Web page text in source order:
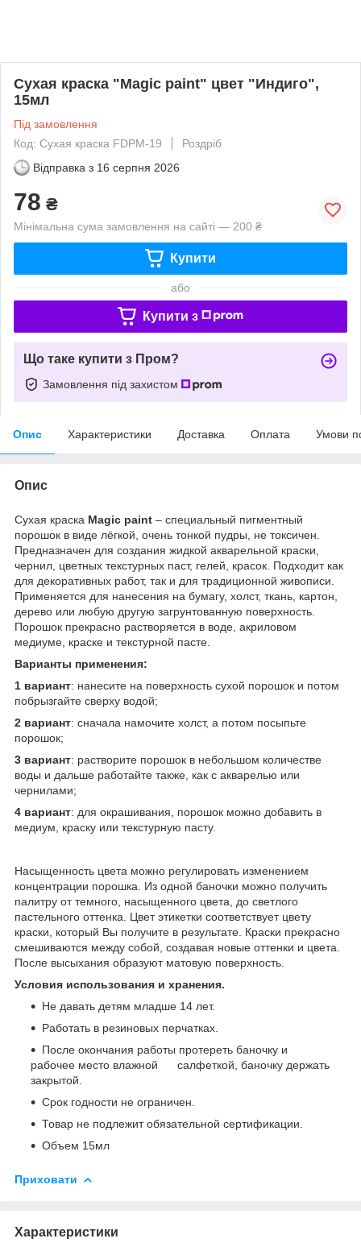
Сухая краска "Magic paint" цвет "Индиго",
15мл
Під замовлення
Код: Сухая краска FDPM-19
Роздріб
Відправка з 16 серпня 2026
78 ₴
Мінімальна сума замовлення на сайті — 200 ₴
Купити
або
Купити з
Що таке купити з Пром?
Замовлення під захистом
Опис Характеристики Доставка Оплата Умови
Опис
Сухая краска Magic paint – специальный пигментный
порошок в виде лёгкой, очень тонкой пудры, не токсичен.
Предназначен для создания жидкой акварельной краски,
чернил, цветных текстурных паст, гелей, красок. Подходит как
для декоративных работ, так и для традиционной живописи.
Применяется для нанесения на бумагу, холст, ткань, картон,
дерево или любую другую загрунтованную поверхность.
Порошок прекрасно растворяется в воде, акриловом
медиуме, краске и текстурной пасте.
Варианты применения:
1 вариант: нанесите на поверхность сухой порошок и потом
побрызгайте сверху водой;
2 вариант: сначала намочите холст, а потом посыпьте
порошок;
3 вариант: растворите порошок в небольшом количестве
воды и дальше работайте также, как с акварелью или
чернилами;
4 вариант: для окрашивания, порошок можно добавить в
медиум, краску или текстурную пасту.
Насыщенность цвета можно регулировать изменением
концентрации порошка. Из одной баночки можно получить
палитру от темного, насыщенного цвета, до светлого
пастельного оттенка. Цвет этикетки соответствует цвету
краски, который Вы получите в результате. Краски прекрасно
смешиваются между собой, создавая новые оттенки и цвета.
После высыхания образуют матовую поверхность.
Условия использования и хранения.
Не давать детям младше 14 лет.
Работать в резиновых перчатках.
После окончания работы протереть баночку и
рабочее место влажной салфеткой, баночку держать
закрытой.
Срок годности не ограничен.
Товар не подлежит обязательной сертификации.
Объем 15мл
Приховати
Характеристики